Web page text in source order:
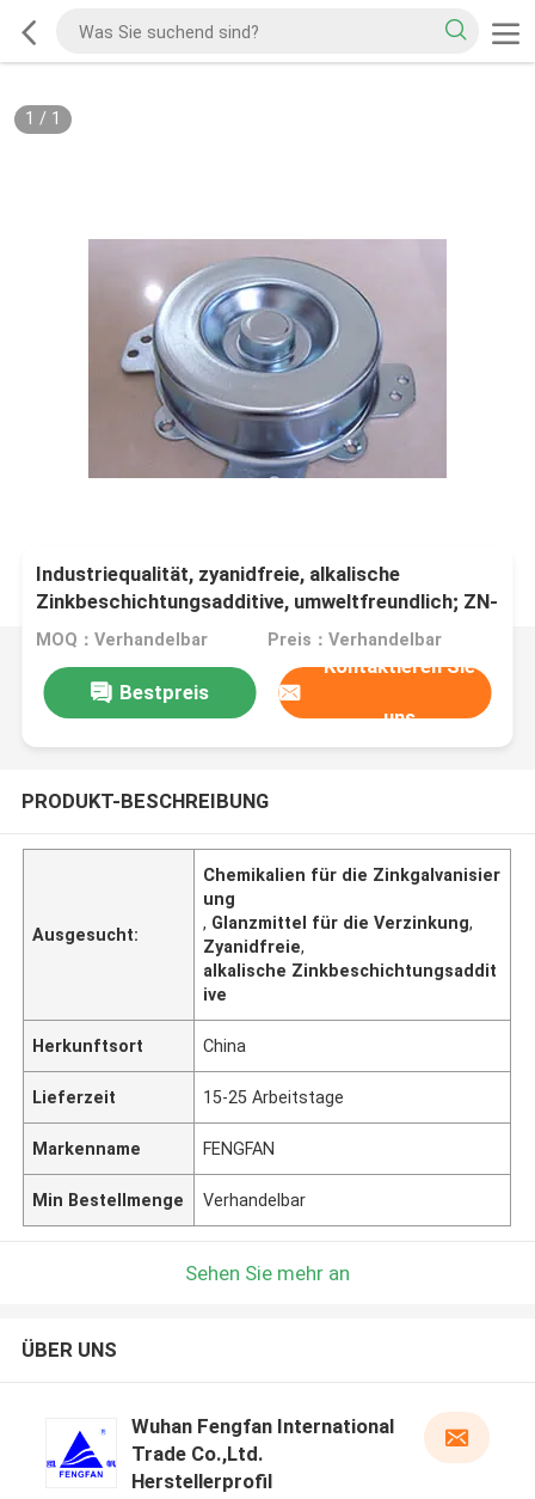
1 / 1
Industriequalität, zyanidfreie, alkalische
Zinkbeschichtungsadditive, umweltfreundlich; ZN-
100
MOQ：Verhandelbar Preis：Verhandelbar
Bestpreis
Kontaktieren Sie
uns
PRODUKT-BESCHREIBUNG
Ausgesucht:
Chemikalien für die Zinkgalvanisier
ung
, Glanzmittel für die Verzinkung,
Zyanidfreie,
alkalische Zinkbeschichtungsaddit
ive
Herkunftsort China
Lieferzeit 15-25 Arbeitstage
Markenname FENGFAN
Min Bestellmenge Verhandelbar
Sehen Sie mehr an
ÜBER UNS
Wuhan Fengfan International
Trade Co.,Ltd.
Herstellerprofil